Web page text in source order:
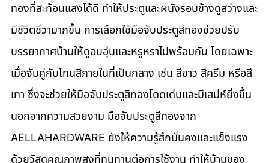
ทองที่สะท้อนแสงได้ดี ทำให้ประตูและผนังรอบข้างดูสว่างและ
มีชีวิตชีวามากขึ้น การเลือกใช้มือจับประตูสีทองช่วยปรับ
บรรยากาศบ้านให้ดูอบอุ่นและหรูหราไปพร้อมกัน โดยเฉพาะ
เมื่อจับคู่กับโทนสีภายในที่เป็นกลาง เช่น สีขาว สีครีม หรือสี
เทา ซึ่งจะช่วยให้มือจับประตูสีทองโดดเด่นและมีเสน่ห์ยิ่งขึ้น
นอกจากความสวยงาม มือจับประตูสีทองจาก
AELLAHARDWARE ยังให้ความรู้สึกมั่นคงและแข็งแรง
ด้วยวัสดุคุณภาพสูงที่ทนทานต่อการใช้งาน ทำให้บ้านของ